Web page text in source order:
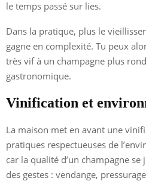
le temps passé sur lies.
Dans la pratique, plus le
gagne en complexité. Tu peux
très vif à un champagne plus
gastronomique.
Vinification et
La maison met en avant une
pratiques respectueuses de
car la qualité d’un champagne
des gestes : vendange,